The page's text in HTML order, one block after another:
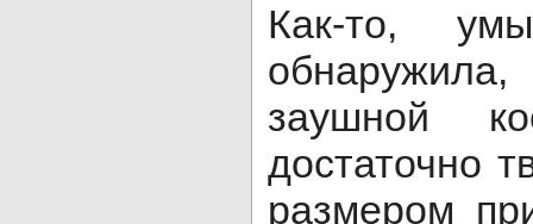
Как-то,
заушной
достаточно
размером